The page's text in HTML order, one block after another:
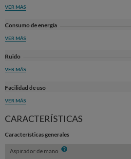
VER MÁS
Consumo de energía
VER MÁS
Ruido
VER MÁS
Facilidad de uso
VER MÁS
CARACTERÍSTICAS
Características generales
Aspirador de mano Info